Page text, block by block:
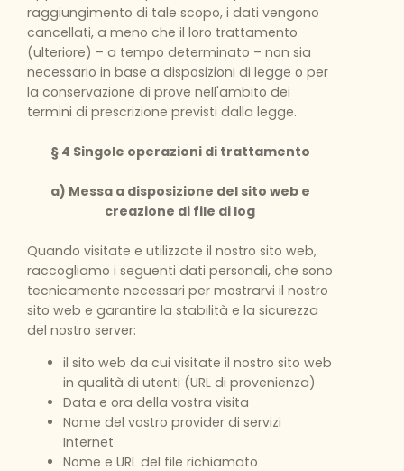
raggiungimento di tale scopo, i dati vengono
cancellati, a meno che il loro trattamento
(ulteriore) – a tempo determinato – non sia
necessario in base a disposizioni di legge o per
la conservazione di prove nell'ambito dei
termini di prescrizione previsti dalla legge.
§ 4 Singole operazioni di trattamento
a) Messa a disposizione del sito web e
creazione di file di log
Quando visitate e utilizzate il nostro sito web,
raccogliamo i seguenti dati personali, che sono
tecnicamente necessari per mostrarvi il nostro
sito web e garantire la stabilità e la sicurezza
del nostro server:
il sito web da cui visitate il nostro sito web
in qualità di utenti (URL di provenienza)
Data e ora della vostra visita
Nome del vostro provider di servizi
Internet
Nome e URL del file richiamato